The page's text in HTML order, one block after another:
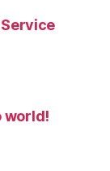
world!